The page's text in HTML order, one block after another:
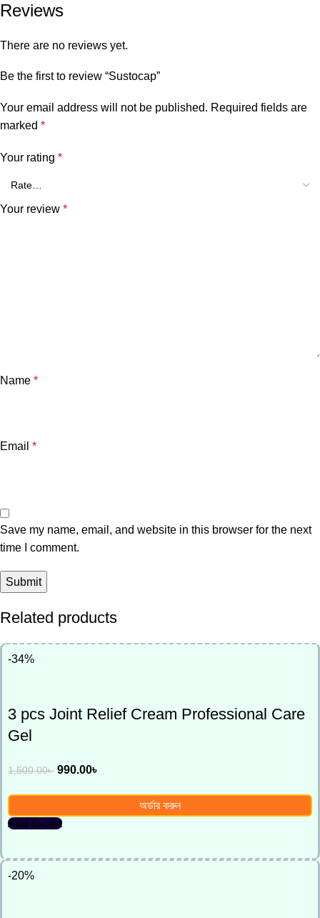
Reviews
There are no reviews yet.
Be the first to review “Sustocap”
Your email address will not be published. Required fields are
marked *
Your rating *
Your review *
Name *
Email *
Save my name, email, and website in this browser for the next
time I comment.
Related products
-34%
3 pcs Joint Relief Cream Professional Care
Gel
1,500.00৳ 990.00৳
Add to cart
অর্ডার করুন
-20%